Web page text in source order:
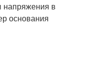
напряжения в
основания